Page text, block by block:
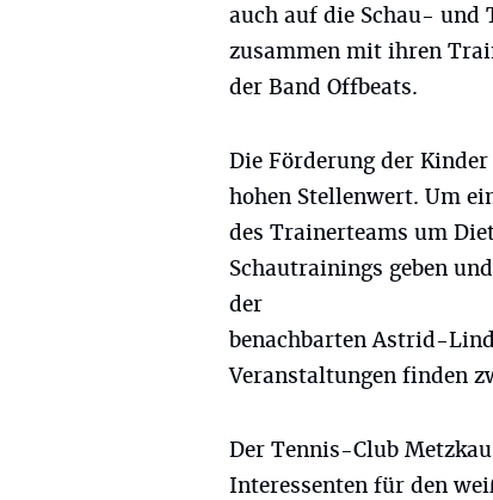
auch auf die Schau- und
zusammen mit ihren
der Band Offbeats.
Die Förderung der
hohen Stellenwert. Um
des Trainerteams um
Schautrainings geben
der
benachbarten Astrid-
Veranstaltungen finden
Der Tennis-Club
Interessenten für den